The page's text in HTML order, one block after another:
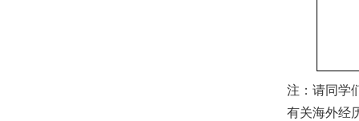
注：请同学
有关海外经